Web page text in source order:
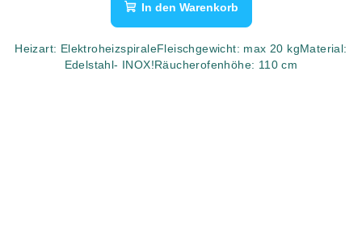
In den Warenkorb
Heizart: ElektroheizspiraleFleischgewicht: max 20 kgMaterial:
Edelstahl- INOX!Räucherofenhöhe: 110 cm